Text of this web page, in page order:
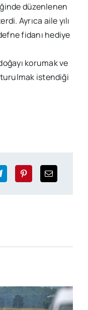
düzenlenen
Ayrıca aile yılı
fidanı hediye
korumak ve
istendiği